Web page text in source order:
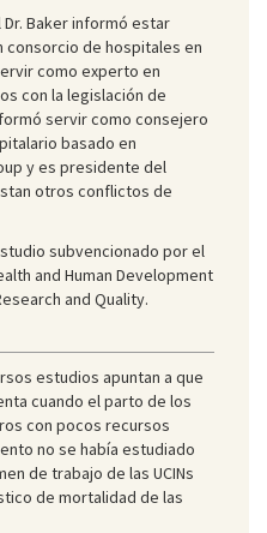
Dr. Baker informó estar
consorcio de hospitales en
como experto en
con la legislación de
servir como consejero
basado en
y es presidente del
otros conflictos de
subvencionado por el
and Human Development
and Quality.
estudios apuntan a que
cuando el parto de los
con pocos recursos
no se había estudiado
de trabajo de las UCINs
de mortalidad de las